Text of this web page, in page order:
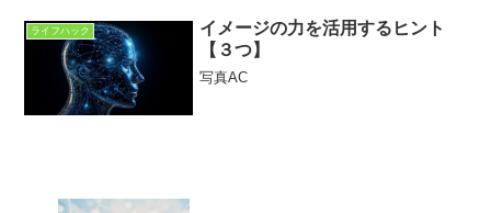
ライフハック
イメージの力を活用するヒント
【３つ】
写真AC